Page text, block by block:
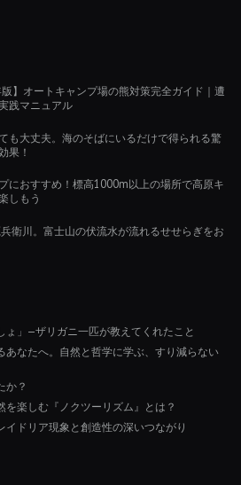
版】オートキャンプ場の熊対策完全ガイド｜遭
践マニュアル
も大丈夫。海のそばにいるだけで得られる驚
果！
におすすめ！標高1000m以上の場所で高原キ
しもう
兵衛川。富士山の伏流水が流れるせせらぎをお
ょ」—ザリガニ一匹が教えてくれたこと
あなたへ。自然と哲学に学ぶ、すり減らない
か？
楽しむ『ノクツーリズム』とは？
イドリア現象と創造性の深いつながり